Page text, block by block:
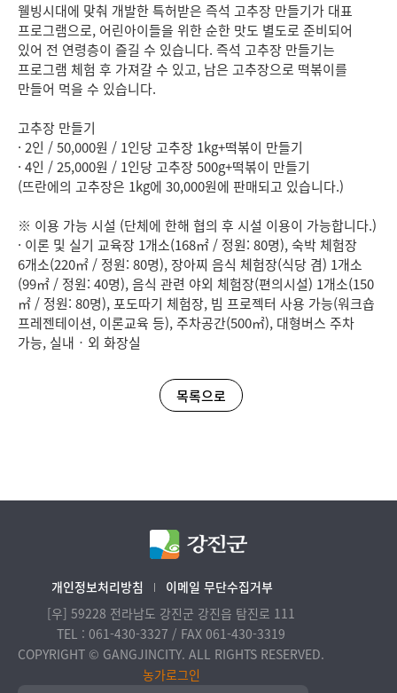
웰빙시대에 맞춰 개발한 특허받은 즉석 고추장 만들기가 대표
프로그램으로, 어린아이들을 위한 순한 맛도 별도로 준비되어
있어 전 연령층이 즐길 수 있습니다. 즉석 고추장 만들기는
프로그램 체험 후 가져갈 수 있고, 남은 고추장으로 떡볶이를
만들어 먹을 수 있습니다.
고추장 만들기
· 2인 / 50,000원 / 1인당 고추장 1kg+떡볶이 만들기
· 4인 / 25,000원 / 1인당 고추장 500g+떡볶이 만들기
(뜨란에의 고추장은 1kg에 30,000원에 판매되고 있습니다.)
※ 이용 가능 시설 (단체에 한해 협의 후 시설 이용이 가능합니다.)
· 이론 및 실기 교육장 1개소(168㎡ / 정원: 80명), 숙박 체험장
6개소(220㎡ / 정원: 80명), 장아찌 음식 체험장(식당 겸) 1개소
(99㎡ / 정원: 40명), 음식 관련 야외 체험장(편의시설) 1개소(150
㎡ / 정원: 80명), 포도따기 체험장, 빔 프로젝터 사용 가능(워크숍
프레젠테이션, 이론교육 등), 주차공간(500㎡), 대형버스 주차
가능, 실내‧외 화장실
목록으로
개인정보처리방침
이메일 무단수집거부
[우] 59228 전라남도 강진군 강진읍 탐진로 111
TEL : 061-430-3327 / FAX 061-430-3319
COPYRIGHT © GANGJINCITY. ALL RIGHTS RESERVED.
농가로그인